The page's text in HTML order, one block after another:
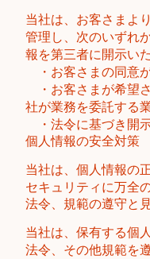
当社は、お客さまよ
管理し、次のいずれ
報を第三者に開示い
・お客さまの同意
・お客さまが希望
社が業務を委託する
・法令に基づき開
個人情報の安全対策
当社は、個人情報の
セキュリティに万全
法令、規範の遵守と
当社は、保有する個
法令、その他規範を